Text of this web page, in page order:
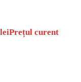
leiPrețul curent